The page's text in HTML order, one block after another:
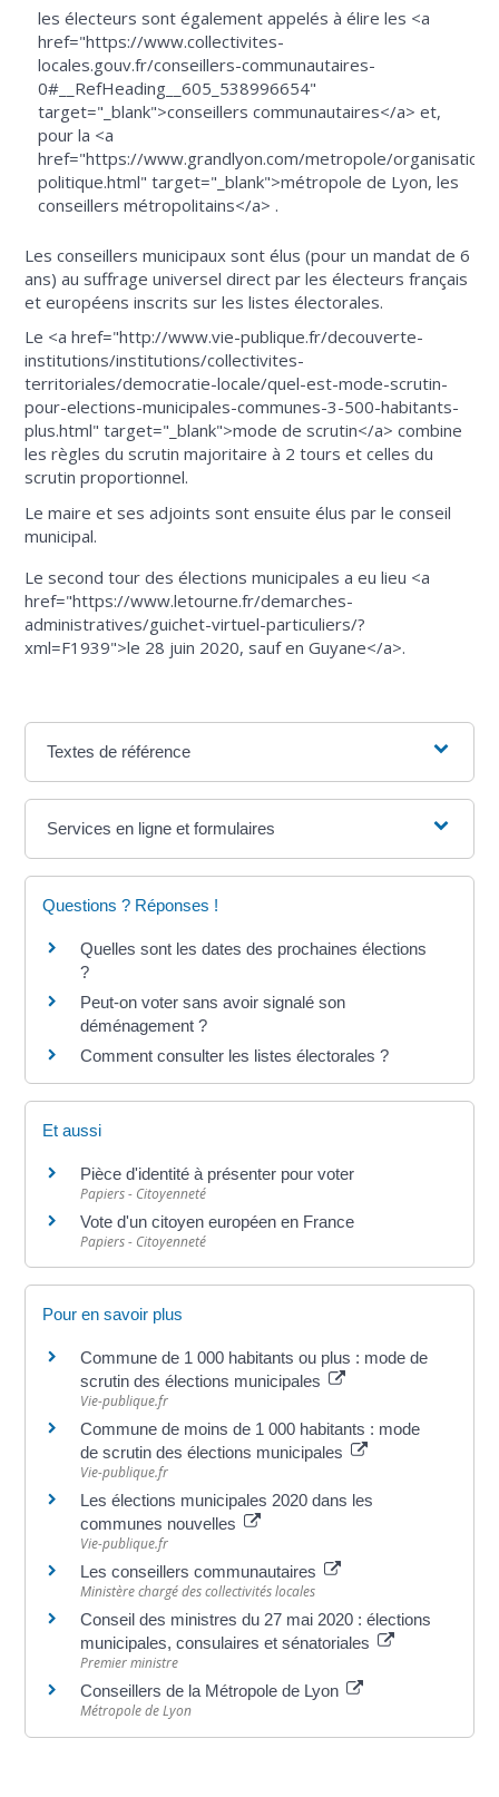
les électeurs sont également appelés à élire les <a
href="https://www.collectivites-
locales.gouv.fr/conseillers-communautaires-
0#__RefHeading__605_538996654"
target="_blank">conseillers communautaires</a> et,
pour la <a
href="https://www.grandlyon.com/metropole/organisation-
politique.html" target="_blank">métropole de Lyon, les
conseillers métropolitains</a> .
Les conseillers municipaux sont élus (pour un mandat de 6
ans) au suffrage universel direct par les électeurs français
et européens inscrits sur les listes électorales.
Le <a href="http://www.vie-publique.fr/decouverte-
institutions/institutions/collectivites-
territoriales/democratie-locale/quel-est-mode-scrutin-
pour-elections-municipales-communes-3-500-habitants-
plus.html" target="_blank">mode de scrutin</a> combine
les règles du scrutin majoritaire à 2 tours et celles du
scrutin proportionnel.
Le maire et ses adjoints sont ensuite élus par le conseil
municipal.
Le second tour des élections municipales a eu lieu <a
href="https://www.letourne.fr/demarches-
administratives/guichet-virtuel-particuliers/?
xml=F1939">le 28 juin 2020, sauf en Guyane</a>.
Textes de référence
Services en ligne et formulaires
Questions ? Réponses !
Quelles sont les dates des prochaines élections
?
Peut-on voter sans avoir signalé son
déménagement ?
Comment consulter les listes électorales ?
Et aussi
Pièce d'identité à présenter pour voter
Papiers - Citoyenneté
Vote d'un citoyen européen en France
Papiers - Citoyenneté
Pour en savoir plus
Commune de 1 000 habitants ou plus : mode de
scrutin des élections municipales
Vie-publique.fr
Commune de moins de 1 000 habitants : mode
de scrutin des élections municipales
Vie-publique.fr
Les élections municipales 2020 dans les
communes nouvelles
Vie-publique.fr
Les conseillers communautaires
Ministère chargé des collectivités locales
Conseil des ministres du 27 mai 2020 : élections
municipales, consulaires et sénatoriales
Premier ministre
Conseillers de la Métropole de Lyon
Métropole de Lyon